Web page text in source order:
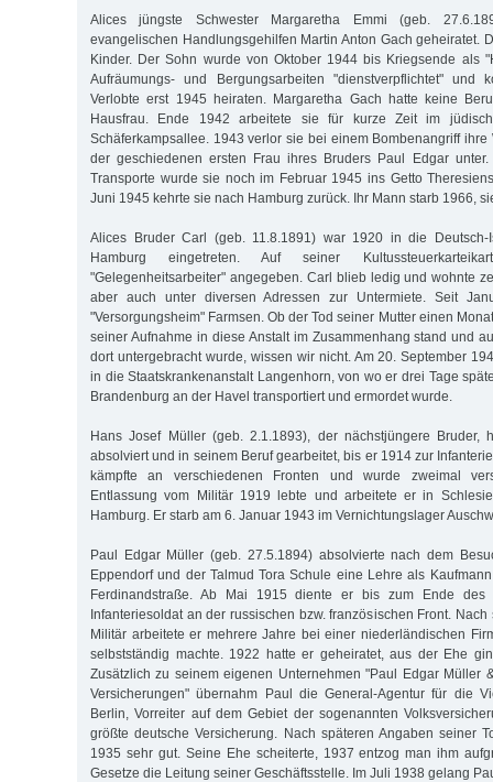
Alices jüngste Schwester Margaretha Emmi (geb.
evangelischen Handlungsgehilfen Martin Anton Gach geheiratet.
Kinder. Der Sohn wurde von Oktober 1944 bis Kriegsende als
Aufräumungs- und Bergungsarbeiten "dienstverpflichtet" und
Verlobte erst 1945 heiraten. Margaretha Gach hatte keine
Hausfrau. Ende 1942 arbeitete sie für kurze Zeit im
Schäferkampsallee. 1943 verlor sie bei einem Bombenangriff
der geschiedenen ersten Frau ihres Bruders Paul Edgar
Transporte wurde sie noch im Februar 1945 ins Getto
Juni 1945 kehrte sie nach Hamburg zurück. Ihr Mann starb 1966,
Alices Bruder Carl (geb. 11.8.1891) war 1920 in die Deutsch-
Hamburg eingetreten. Auf seiner
"Gelegenheitsarbeiter" angegeben. Carl blieb ledig und wohnte
aber auch unter diversen Adressen zur Untermiete. Seit
"Versorgungsheim" Farmsen. Ob der Tod seiner Mutter einen
seiner Aufnahme in diese Anstalt im Zusammenhang stand und
dort untergebracht wurde, wissen wir nicht. Am 20. September
in die Staatskrankenanstalt Langenhorn, von wo er drei Tage
Brandenburg an der Havel transportiert und ermordet wurde.
Hans Josef Müller (geb. 2.1.1893), der nächstjüngere Bruder,
absolviert und in seinem Beruf gearbeitet, bis er 1914 zur
kämpfte an verschiedenen Fronten und wurde zweimal
Entlassung vom Militär 1919 lebte und arbeitete er in
Hamburg. Er starb am 6. Januar 1943 im Vernichtungslager
Paul Edgar Müller (geb. 27.5.1894) absolvierte nach dem
Eppendorf und der Talmud Tora Schule eine Lehre als
Ferdinandstraße. Ab Mai 1915 diente er bis zum Ende des
Infanteriesoldat an der russischen bzw. französischen Front.
Militär arbeitete er mehrere Jahre bei einer niederländischen
selbstständig machte. 1922 hatte er geheiratet, aus der Ehe
Zusätzlich zu seinem eigenen Unternehmen "Paul Edgar Müller
Versicherungen" übernahm Paul die General-Agentur für die
Berlin, Vorreiter auf dem Gebiet der sogenannten
größte deutsche Versicherung. Nach späteren Angaben seiner
1935 sehr gut. Seine Ehe scheiterte, 1937 entzog man ihm
Gesetze die Leitung seiner Geschäftsstelle. Im Juli 1938 gelang